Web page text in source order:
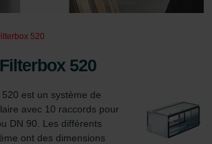
520
520
est un système de
avec 10 raccords pour
DN 90. Les différents
ont des dimensions